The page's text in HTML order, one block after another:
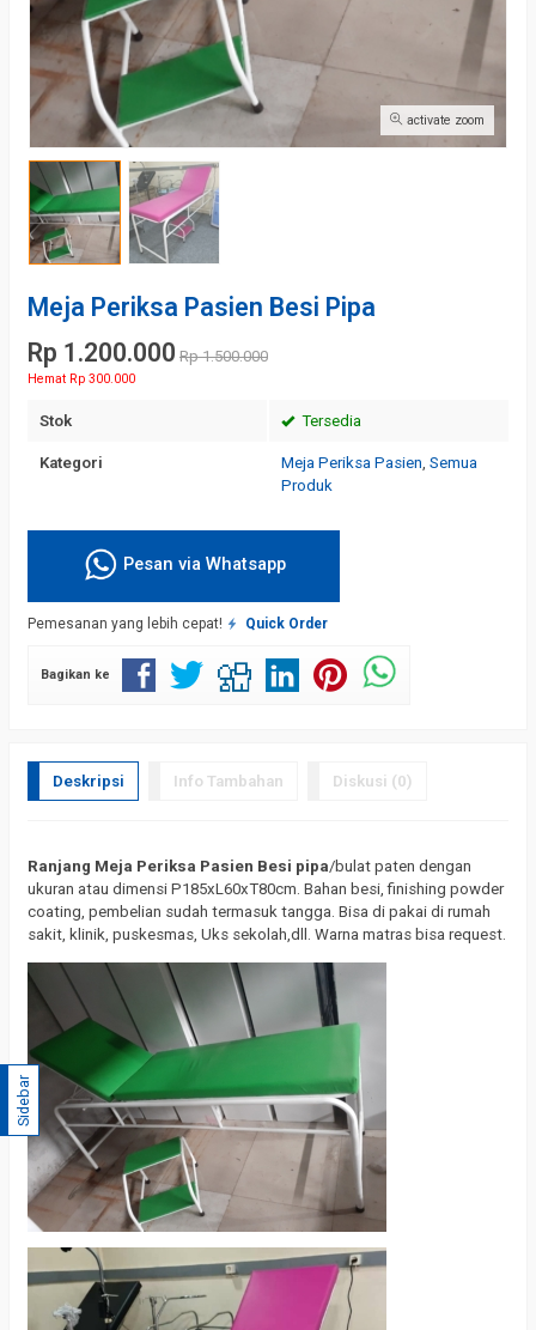
activate zoom
Meja Periksa Pasien Besi Pipa
Rp 1.200.000 Rp 1.500.000
Hemat Rp 300.000
Stok Tersedia
Kategori Meja Periksa Pasien, Semua
Produk
Pesan via Whatsapp
Pemesanan yang lebih cepat! Quick Order
Bagikan ke
Deskripsi Info Tambahan Diskusi (0)
Ranjang Meja Periksa Pasien Besi pipa/bulat paten dengan
ukuran atau dimensi P185xL60xT80cm. Bahan besi, finishing powder
coating, pembelian sudah termasuk tangga. Bisa di pakai di rumah
sakit, klinik, puskesmas, Uks sekolah,dll. Warna matras bisa request.
Sidebar